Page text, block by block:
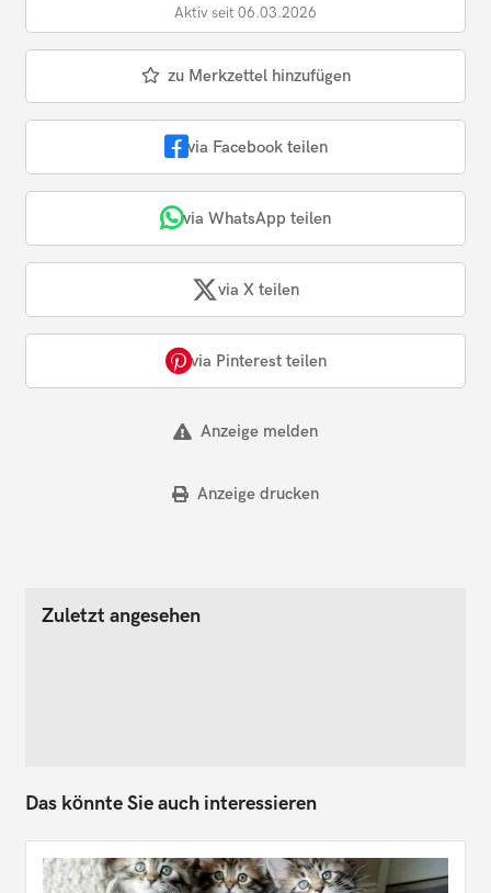
Aktiv seit 06.03.2026
zu Merkzettel hinzufügen
via Facebook teilen
via WhatsApp teilen
via X teilen
via Pinterest teilen
Anzeige melden
Anzeige drucken
Zuletzt angesehen
Das könnte Sie auch interessieren